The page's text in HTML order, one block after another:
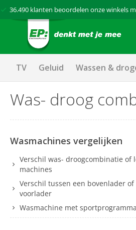
36.490 klanten beoordelen onze winkels
TV Geluid Wassen &
Was- droog
Wasmachines vergelijken
Verschil was- droogcombinatie of
machines
Verschil tussen een bovenlader of
voorlader
Wasmachine met sportprogramma